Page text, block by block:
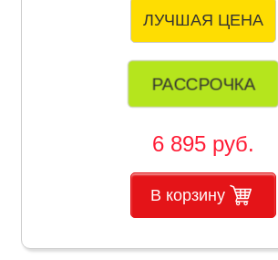
ЛУЧШАЯ ЦЕНА
РАССРОЧКА
6 895 руб.
В корзину